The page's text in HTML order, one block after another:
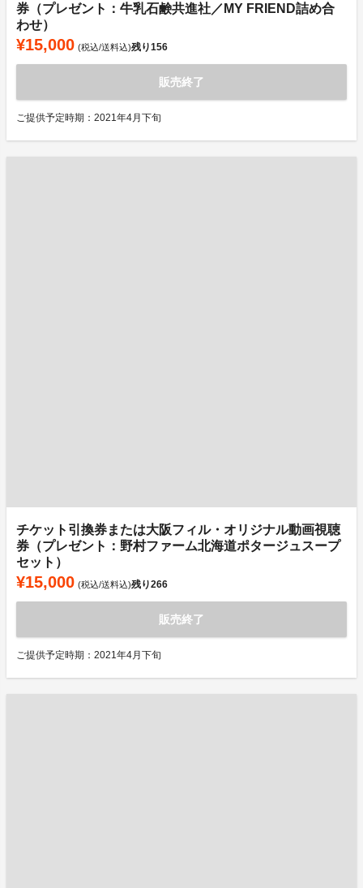
券（プレゼント：牛乳石鹸共進社／MY FRIEND詰め合
わせ）
¥15,000 (税込/送料込)残り156
販売終了
ご提供予定時期：2021年4月下旬
チケット引換券または大阪フィル・オリジナル動画視聴
券（プレゼント：野村ファーム北海道ポタージュスープ
セット）
¥15,000 (税込/送料込)残り266
販売終了
ご提供予定時期：2021年4月下旬